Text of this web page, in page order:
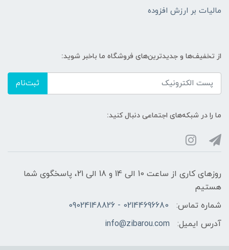
مالیات بر ارزش افزوده
از تخفیف‌ها و جدیدترین‌های فروشگاه ما باخبر شوید:
ثبت‌نام
ما را در شبکه‌های اجتماعی دنبال کنید:
روزهای کاری از ساعت 10 الی 14 و 18 الی 21، پاسخگوی شما
هستیم
شماره تماس:
02144696680 - 09024148826
آدرس ایمیل:
info@zibarou.com